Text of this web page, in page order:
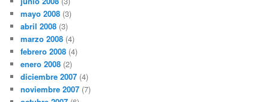
mayo 2008 (3)
abril 2008 (3)
marzo 2008 (4)
febrero 2008 (4)
enero 2008 (2)
diciembre 2007 (4)
noviembre 2007 (7)